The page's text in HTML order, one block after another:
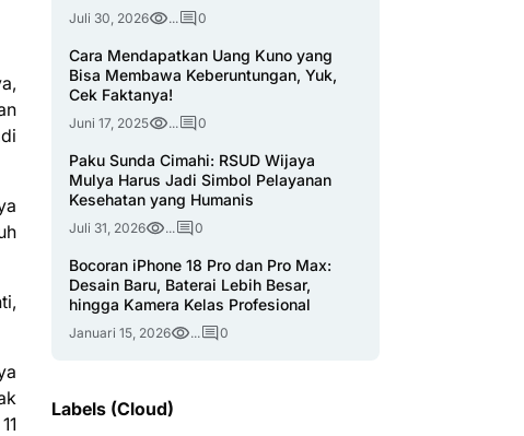
Juli 30, 2026 ... 0
Cara Mendapatkan Uang Kuno yang
Bisa Membawa Keberuntungan, Yuk,
Cek Faktanya!
Juni 17, 2025 ... 0
Paku Sunda Cimahi: RSUD Wijaya
Mulya Harus Jadi Simbol Pelayanan
Kesehatan yang Humanis
Juli 31, 2026 ... 0
Bocoran iPhone 18 Pro dan Pro Max:
Desain Baru, Baterai Lebih Besar,
hingga Kamera Kelas Profesional
Januari 15, 2026 ... 0
Labels (Cloud)